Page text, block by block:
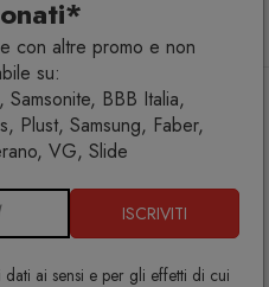
con altre promo e non
su:
BBB Italia,
Plust, Samsung, Faber,
VG, Slide
ISCRIVITI
ai sensi e per gli effetti di cui
Polar Tavolino